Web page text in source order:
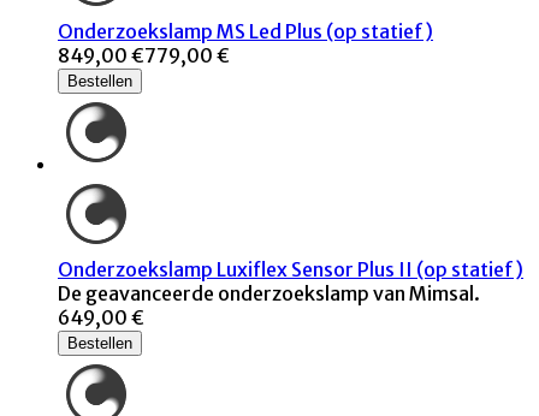
Onderzoekslamp MS Led Plus (op statief)
849,00 €779,00 €
Bestellen
Onderzoekslamp Luxiflex Sensor Plus II (op statief)
De geavanceerde onderzoekslamp van Mimsal.
649,00 €
Bestellen